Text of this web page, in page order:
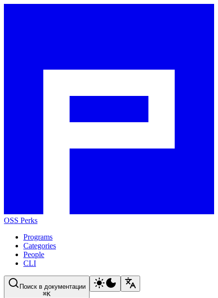
OSS Perks
Programs
Categories
People
CLI
Поиск в документации
⌘K